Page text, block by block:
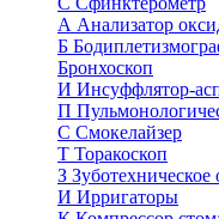
А Анализатор
Б
Бронхоскоп
И Инсуффлятор-
П
С Смокелайзер
Т Торакоскоп
З Зуботехническое
И Ирригаторы